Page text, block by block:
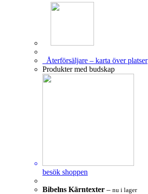
Återförsäljare – karta över platser
Produkter med budskap
besök shoppen
Bibelns Kärntexter – nu i lager